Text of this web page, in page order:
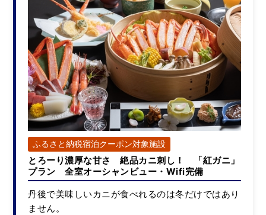
【禁煙ルーム】海の見え
る和室7.5畳（ユニットバ
ス付き）
宿泊人数：1～4人
21,000円/人/泊 ～
詳細
ふるさと納税宿泊クーポン対象施設
とろーり濃厚な甘さ 絶品カニ刺し！ 「紅ガニ」
プラン 全室オーシャンビュー・Wifi完備
丹後で美味しいカニが食べれるのは冬だけではあり
ません。